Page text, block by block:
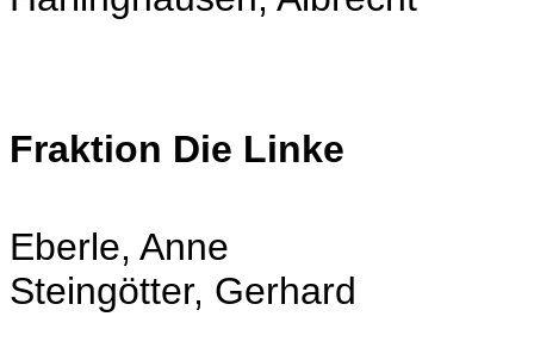
Fraktion Die Linke
Eberle, Anne
Steingötter, Gerhard